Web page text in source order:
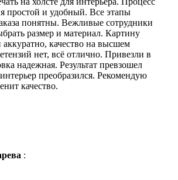
простой и удобный. Все этапы
понятны. Вежливые сотрудники
размер и материал. Картину
аккуратно, качество на высшем
нет, всё отлично. Привезли в
надежная. Результат превзошел
преобразился. Рекомендую
качество.
: